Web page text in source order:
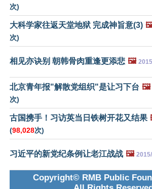
次)
大科学家往返天堂地狱 完成神旨意(3)
次)
相见亦诀别 朝韩骨肉重逢更添悲 🖼️
北京青年报"解散党组织"是让习下台 🖼️
次)
古国携手！习访英当日铁树开花又结果
(98,028次)
习近平的新党纪条例让老江战战 🖼️
Copyright© RMB Public